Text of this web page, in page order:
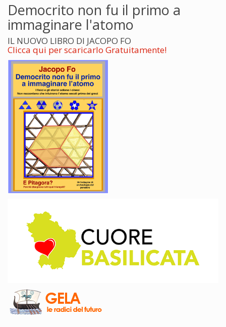
Democrito non fu il primo a
immaginare l'atomo
IL NUOVO LIBRO DI JACOPO FO
Clicca qui per scaricarlo Gratuitamente!